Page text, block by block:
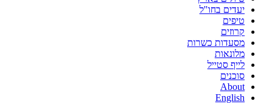
יעדים בחו"ל
טיפים
קרוזים
מסעדות כשרות
מלונאות
לייף סטייל
סוכנים
About
English